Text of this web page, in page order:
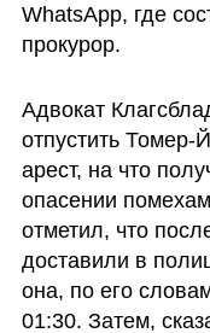
WhatsApp, где
прокурор.
Адвокат
отпустить
арест, на что
опасении
отметил, что
доставили в
она, по его
01:30. Затем,